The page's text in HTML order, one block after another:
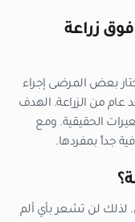
زراعة
بعض المرضى إجراء
عام من الزراعة. الهدف
الحقيقية. ومع
جداً بمفردها.
لذلك لن تشعر بأي ألم